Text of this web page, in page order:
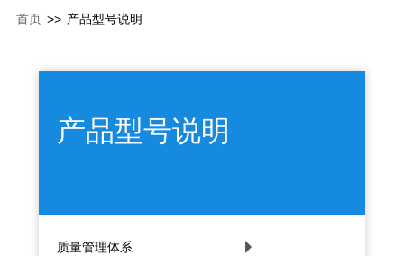
首页 >> 产品型号说明
产品型号说明
质量管理体系